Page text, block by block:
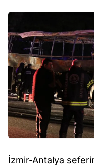
İzmir-Antalya